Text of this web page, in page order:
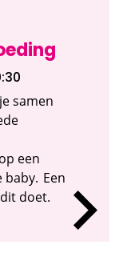
samen
een
Een
doet.